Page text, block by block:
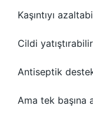
Kaşıntıyı
Cildi yatıştırabilir
Antiseptik
Ama tek başına